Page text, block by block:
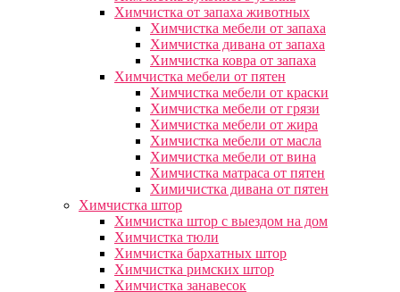
Химчистка от запаха животных
Химчистка мебели от запаха
Химчистка дивана от запаха
Химчистка ковра от запаха
Химчистка мебели от пятен
Химчистка мебели от краски
Химчистка мебели от грязи
Химчистка мебели от жира
Химчистка мебели от масла
Химчистка мебели от вина
Химчистка матраса от пятен
Химичистка дивана от пятен
Химчистка штор
Химчистка штор с выездом на дом
Химчистка тюли
Химчистка бархатных штор
Химчистка римских штор
Химчистка занавесок